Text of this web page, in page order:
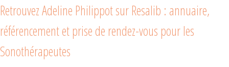
Retrouvez Adeline Philippot sur Resalib : annuaire,
référencement et prise de rendez-vous pour les
Sonothérapeutes